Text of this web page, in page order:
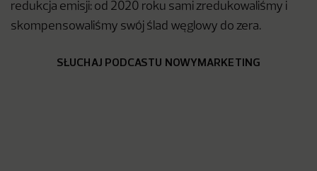
redukcja emisji: od 2020 roku sami zredukowaliśmy i
skompensowaliśmy swój ślad węglowy do zera.
SŁUCHAJ PODCASTU NOWYMARKETING